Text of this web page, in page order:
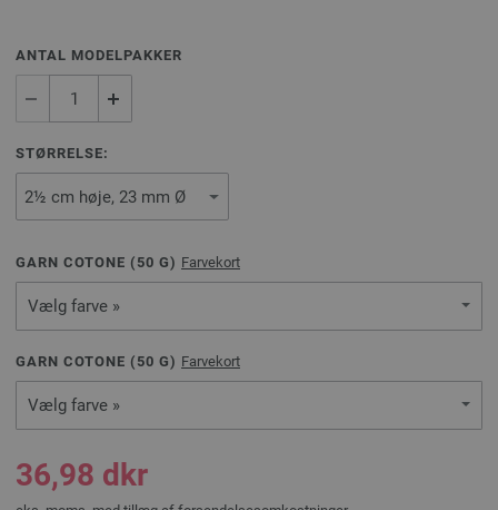
ANTAL MODELPAKKER
STØRRELSE:
GARN COTONE ( 50 G) Farvekort
Vælg farve »
GARN COTONE ( 50 G) Farvekort
Vælg farve »
36,98 dkr